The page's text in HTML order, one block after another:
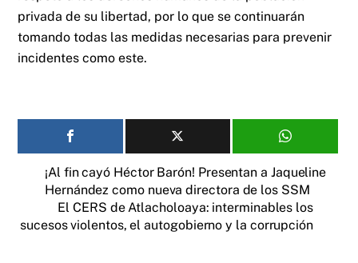
privada de su libertad, por lo que se continuarán
tomando todas las medidas necesarias para prevenir
incidentes como este.
¡Al fin cayó Héctor Barón! Presentan a Jaqueline
Hernández como nueva directora de los SSM
El CERS de Atlacholoaya: interminables los
sucesos violentos, el autogobierno y la corrupción